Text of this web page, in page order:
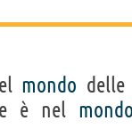
mondo
è nel mondo